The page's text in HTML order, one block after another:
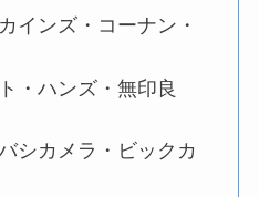
インズ・コーナン・
・ハンズ・無印良
シカメラ・ビックカ